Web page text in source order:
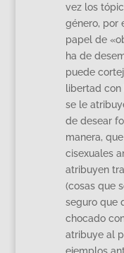
vez los
género, por
papel de
ha de
puede
libertad
se le
de desear
manera,
cisexuales
atribuyen
(cosas que
seguro que
chocado
atribuye al